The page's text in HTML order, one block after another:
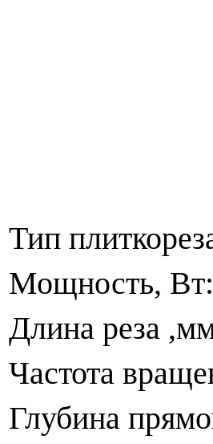
Тип
Мощность,
Длина реза
Частота
Глубина